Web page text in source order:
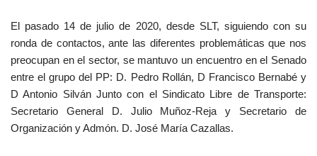
El pasado 14 de julio de 2020, desde SLT, siguiendo con su
ronda de contactos, ante las diferentes problemáticas que nos
preocupan en el sector, se mantuvo un encuentro en el Senado
entre el grupo del PP: D. Pedro Rollán, D Francisco Bernabé y
D Antonio Silván Junto con el Sindicato Libre de Transporte:
Secretario General D. Julio Muñoz-Reja y Secretario de
Organización y Admón. D. José María Cazallas.